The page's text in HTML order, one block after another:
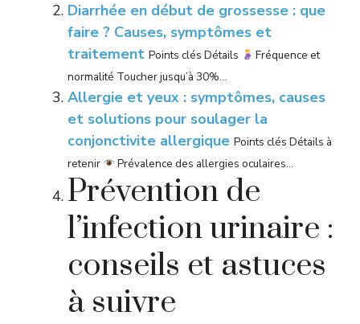
Diarrhée en début de grossesse : que
faire ? Causes, symptômes et
traitement Points clés Détails
Fréquence et
normalité Toucher jusqu’à 30%...
Allergie et yeux : symptômes, causes
et solutions pour soulager la
conjonctivite allergique Points clés Détails à
retenir
Prévalence des allergies oculaires...
Prévention de
l’infection urinaire :
conseils et astuces
à suivre